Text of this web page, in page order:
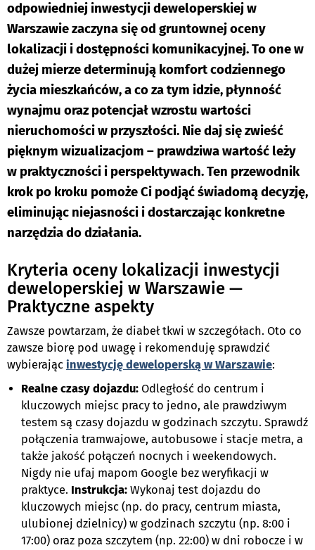
odpowiedniej inwestycji deweloperskiej w
Warszawie zaczyna się od gruntownej oceny
lokalizacji i dostępności komunikacyjnej. To one w
dużej mierze determinują komfort codziennego
życia mieszkańców, a co za tym idzie, płynność
wynajmu oraz potencjał wzrostu wartości
nieruchomości w przyszłości. Nie daj się zwieść
pięknym wizualizacjom – prawdziwa wartość leży
w praktyczności i perspektywach. Ten przewodnik
krok po kroku pomoże Ci podjąć świadomą decyzję,
eliminując niejasności i dostarczając konkretne
narzędzia do działania.
Kryteria oceny lokalizacji inwestycji
deweloperskiej w Warszawie —
Praktyczne aspekty
Zawsze powtarzam, że diabeł tkwi w szczegółach. Oto co
zawsze biorę pod uwagę i rekomenduję sprawdzić
wybierając inwestycję deweloperską w Warszawie:
Realne czasy dojazdu: Odległość do centrum i
kluczowych miejsc pracy to jedno, ale prawdziwym
testem są czasy dojazdu w godzinach szczytu. Sprawdź
połączenia tramwajowe, autobusowe i stacje metra, a
także jakość połączeń nocnych i weekendowych.
Nigdy nie ufaj mapom Google bez weryfikacji w
praktyce. Instrukcja: Wykonaj test dojazdu do
kluczowych miejsc (np. do pracy, centrum miasta,
ulubionej dzielnicy) w godzinach szczytu (np. 8:00 i
17:00) oraz poza szczytem (np. 22:00) w dni robocze i w